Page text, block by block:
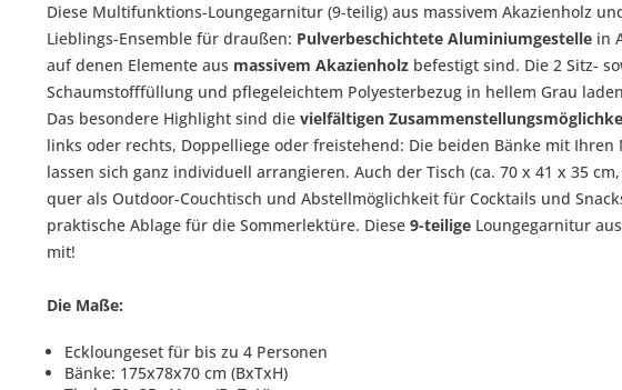
Diese Multifunktions-Loungegarnitur (9-teilig) aus massivem Akazienholz
Lieblings-Ensemble für draußen: Pulverbeschichtete Aluminiumgestelle in
auf denen Elemente aus massivem Akazienholz befestigt sind. Die 2 Sitz-
Schaumstofffüllung und pflegeleichtem Polyesterbezug in hellem Grau
Das besondere Highlight sind die vielfältigen
links oder rechts, Doppelliege oder freistehend: Die beiden Bänke mit Ihren
lassen sich ganz individuell arrangieren. Auch der Tisch (ca. 70 x 41 x 35
quer als Outdoor-Couchtisch und Abstellmöglichkeit für Cocktails und
praktische Ablage für die Sommerlektüre. Diese 9-teilige Loungegarnitur
mit!
Die Maße:
Eckloungeset für bis zu 4 Personen
Bänke: 175x78x70 cm (BxTxH)